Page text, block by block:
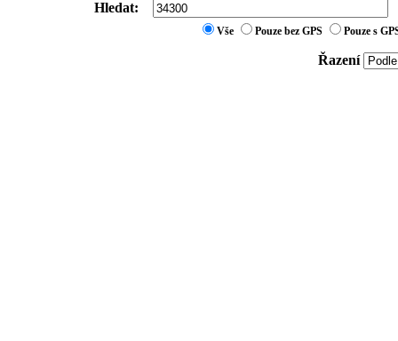
Hledat:
Vše Pouze bez GPS Pouze s
Řazení